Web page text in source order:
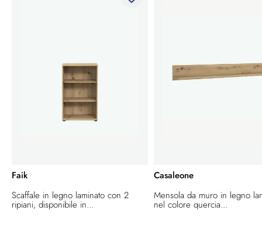
Faik
Scaffale in legno laminato con 2
ripiani, disponibile in...
Casaleone
Mensola da muro in legno
nel colore quercia...